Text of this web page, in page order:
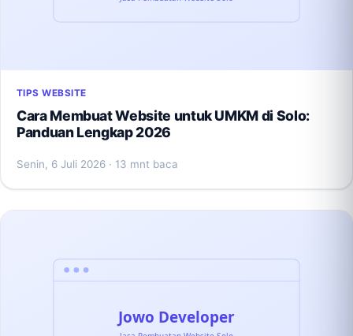
TIPS WEBSITE
Cara Membuat Website untuk UMKM di Solo:
Panduan Lengkap 2026
Senin, 6 Juli 2026 · 13 mnt baca